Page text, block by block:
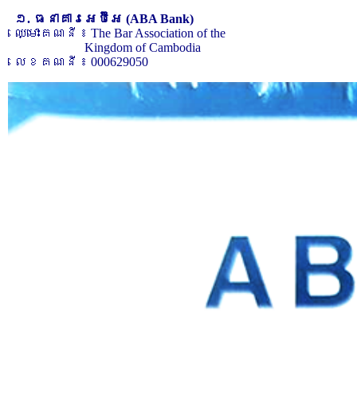
១. ធនាគារអេប៊ីអេ (ABA Bank)
ឈ្មោះគណនី ៖ The Bar Association of the
Kingdom of Cambodia
លេខគណនី ៖ 000629050